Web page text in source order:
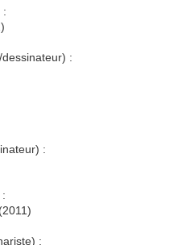
:
:
:
(2011)
: